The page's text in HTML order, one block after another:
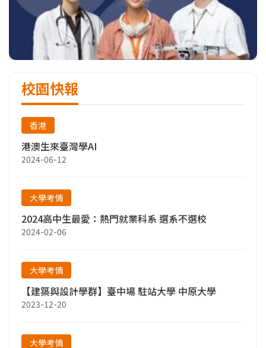
校園快報
香港
港澳生來臺灣學AI
2024-06-12
大學考情
2024高中生最愛：熱門就業科系 選系不選校
2024-02-06
大學考情
【建築與設計學群】臺中場 駐站大學 中原大學
2023-12-20
大學考情